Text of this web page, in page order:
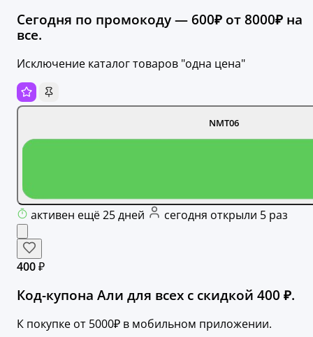
Сегодня по промокоду — 600₽ от 8000₽ на
все.
Исключение каталог товаров "одна цена"
NMT06
активен ещё 25 дней сегодня открыли 5 раз
400 ₽
Код-купона Али для всех с скидкой 400 ₽.
К покупке от 5000₽ в мобильном приложении.